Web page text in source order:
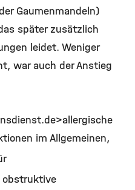
Gaumenmandeln)
später zusätzlich
leidet. Weniger
war auch der Anstieg
im Allgemeinen,
obstruktive